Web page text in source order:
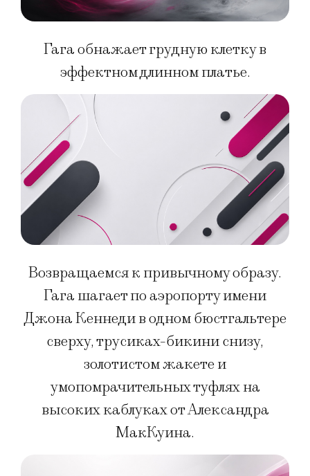
Гага обнажает грудную клетку в
эффектном длинном платье.
Возвращаемся к привычному образу.
Гага шагает по аэропорту имени
Джона Кеннеди в одном бюстгальтере
сверху, трусиках-бикини снизу,
золотистом жакете и
умопомрачительных туфлях на
высоких каблуках от Александра
МакКуина.